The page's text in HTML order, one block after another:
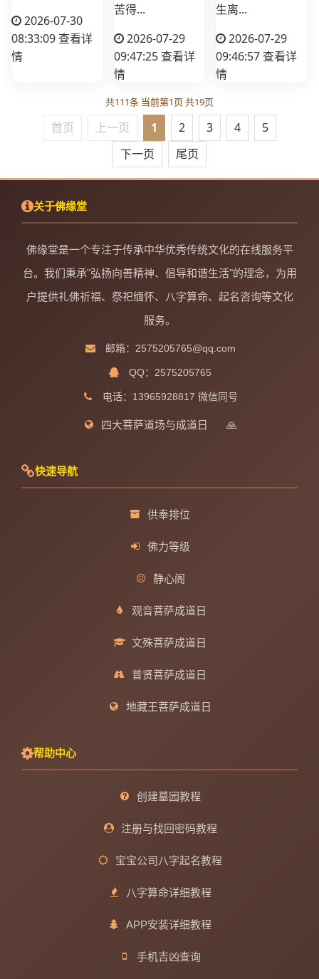
2026-07-30
08:33:09查看详
情
苦得...
2026-07-29
09:47:25查看详
情
生离...
2026-07-29
09:46:57查看详
情
共111条 当前第1页 共19页
首页 上一页 1 2 3 4
5
下一页
尾页
关于佛缘堂
佛缘堂是一个专注于传承中华优秀传统文化的在线服务平
台。我们秉承"弘扬向善精神、倡导和谐生活"的理念，为用
户提供礼佛祈福、祭祀缅怀、八字算命、起名咨询等文化
服务。
邮箱：2575205765@qq.com
QQ：2575205765
电话：13965928817 微信同号
四大菩萨道场与成道日 🙏
快速导航
供奉排位
佛力等级
静心阁
观音菩萨成道日
文殊菩萨成道日
普贤菩萨成道日
地藏王菩萨成道日
帮助中心
创建墓园教程
注册与找回密码教程
宝宝公司八字起名教程
八字算命详细教程
APP安装详细教程
手机吉凶查询